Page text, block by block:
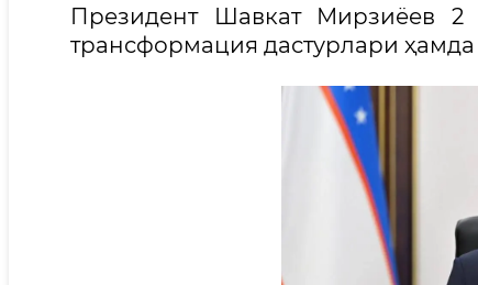
Президент Шавкат Мирзиёев 2
трансформация дастурлари